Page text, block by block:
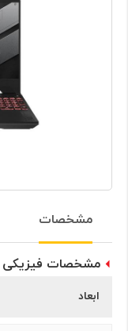
مشخصات
مشخصات فیزیکی
ابعاد